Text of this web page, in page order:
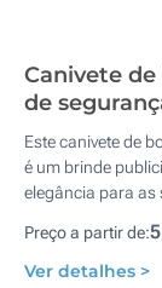
Canivete
de
Este canivete de
é um brinde
elegância para as
Preço a partir de:
Ver detalhes >